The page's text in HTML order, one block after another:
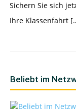
Sichern Sie sich
Ihre Klassenfahrt
Beliebt im